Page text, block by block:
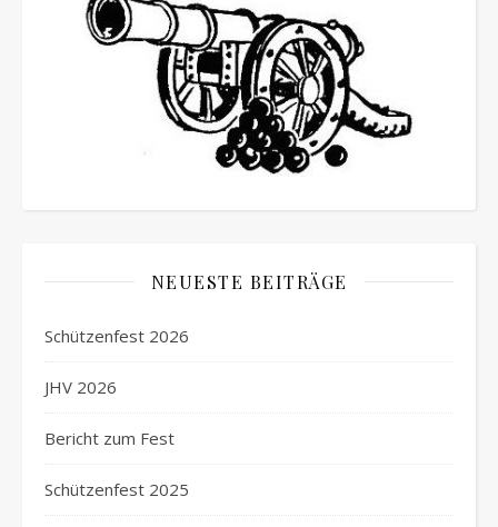
NEUESTE BEITRÄGE
Schützenfest 2026
JHV 2026
Bericht zum Fest
Schützenfest 2025